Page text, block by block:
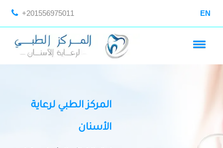
+201556975011 EN
المركز الطبي لرعاية
الأسنان